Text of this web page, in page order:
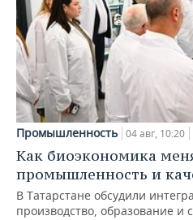
Промышленность 04 авг, 10:20
Как биоэкономика
промышленность и
В Татарстане обсудили
производство, образование и